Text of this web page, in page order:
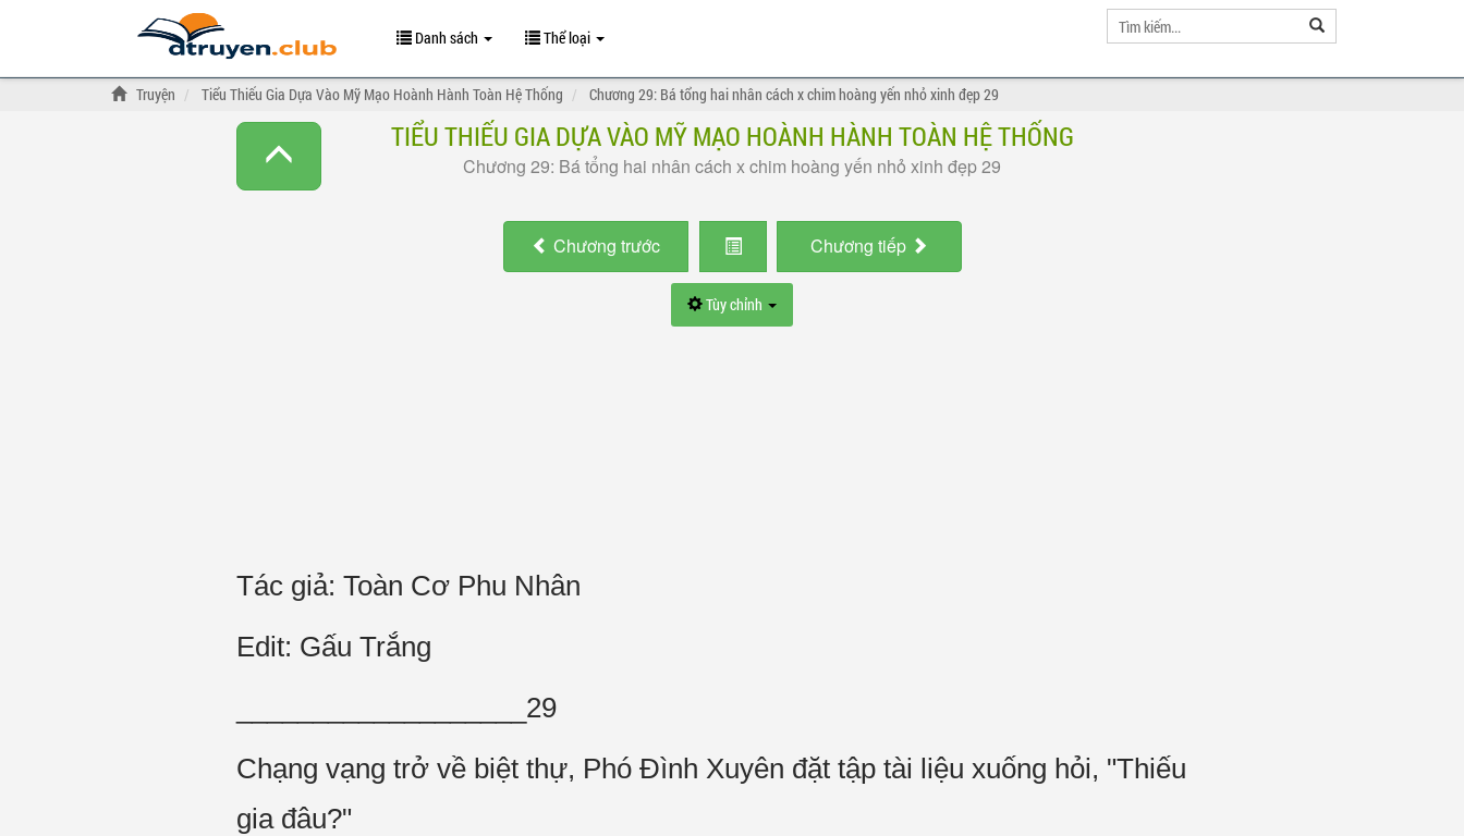
Danh sách Thể loại
Truyện Tiểu Thiếu Gia Dựa Vào Mỹ Mạo Hoành Hành Toàn Hệ Thống Chương 29: Bá tổng hai nhân cách x chim hoàng yến nhỏ xinh đẹp 29
TIỂU THIẾU GIA DỰA VÀO MỸ MẠO HOÀNH HÀNH TOÀN HỆ THỐNG
Chương 29: Bá tổng hai nhân cách x chim hoàng yến nhỏ xinh đẹp 29
Chương trước Chương tiếp
Tùy chỉnh
Tác giả: Toàn Cơ Phu Nhân
Edit: Gấu Trắng
___________________29
Chạng vạng trở về biệt thự, Phó Đình Xuyên đặt tập tài liệu xuống hỏi, "Thiếu
gia đâu?"